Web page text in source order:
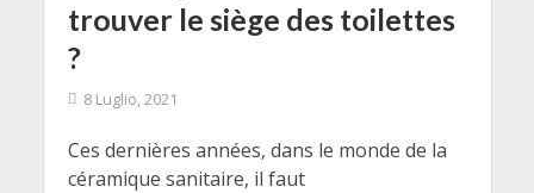
trouver le siège des toilettes
?
8 Luglio, 2021
Ces dernières années, dans le monde de la
céramique sanitaire, il faut